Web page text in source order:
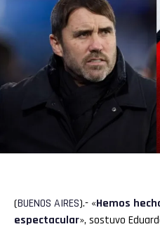
(BUENOS AIRES).- «Hemos
espectacular», sostuvo